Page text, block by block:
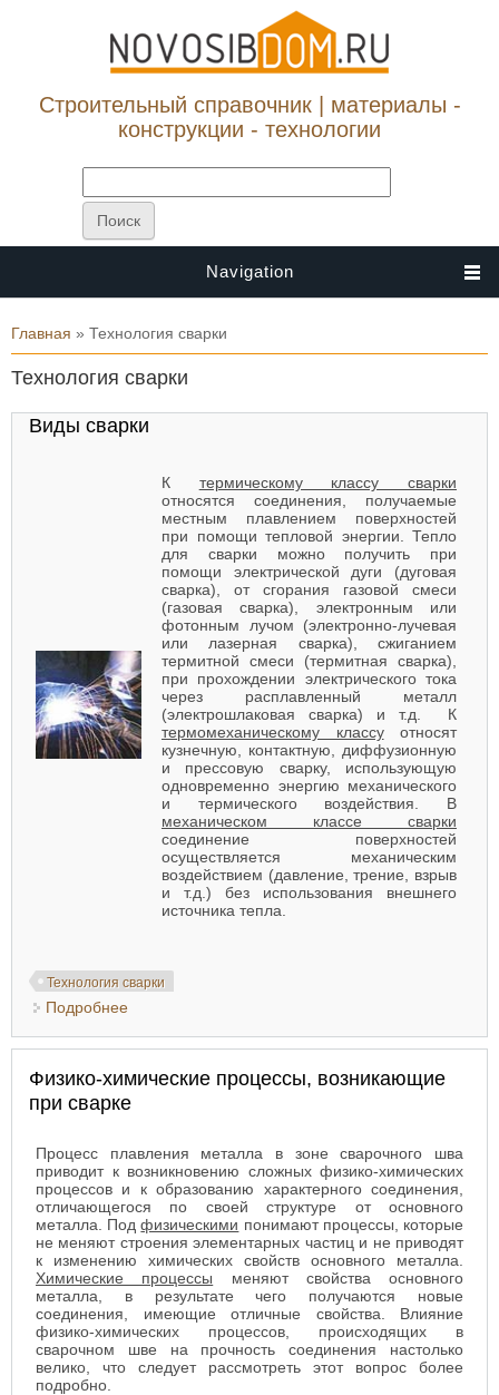
Строительный справочник | материалы -
конструкции - технологии
Navigation
Вы здесь
Главная » Технология сварки
Технология сварки
Виды сварки
К термическому классу сварки
относятся соединения, получаемые
местным плавлением поверхностей
при помощи тепловой энергии. Тепло
для сварки можно получить при
помощи электрической дуги (дуговая
сварка), от сгорания газовой смеси
(газовая сварка), электронным или
фотонным лучом (электронно-лучевая
или лазерная сварка), сжиганием
термитной смеси (термитная сварка),
при прохождении электрического тока
через расплавленный металл
(электрошлаковая сварка) и т.д. К
термомеханическому классуотносят
кузнечную, контактную, диффузионную
и прессовую сварку, использующую
одновременно энергию механического
и термического воздействия. В
механическом классе сварки
соединение поверхностей
осуществляется механическим
воздействием (давление, трение, взрыв
и т.д.) без использования внешнего
источника тепла.
Технология сварки
Подробнее
Физико-химические процессы, возникающие
при сварке
Процесс плавления металла в зоне сварочного шва
приводит к возникновению сложных физико-химических
процессов и к образованию характерного соединения,
отличающегося по своей структуре от основного
металла. Подфизическими понимают процессы, которые
не меняют строения элементарных частиц и не приводят
к изменению химических свойств основного металла.
Химические процессы меняют свойства основного
металла, в результате чего получаются новые
соединения, имеющие отличные свойства. Влияние
физико-химических процессов, происходящих в
сварочном шве на прочность соединения настолько
велико, что следует рассмотреть этот вопрос более
подробно.